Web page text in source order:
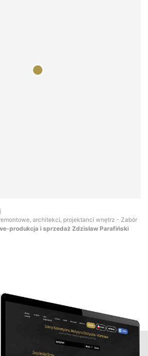
architekci, projektanci wnętrz - Zabór
produkcja i sprzedaż Zdzisław Parafiński